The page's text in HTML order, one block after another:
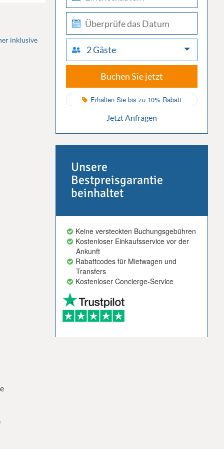
check-
out
2 Gäste
Buchen Sie jetzt
Erhalten Sie bis zu 10% Rabatt
Jetzt Anfragen
Unsere
Bestpreisgarantie
beinhaltet
Keine versteckten Buchungsgebühren
Kostenloser Einkaufsservice vor der
Ankunft
Rabattcodes für Mietwagen und
Transfers
Kostenloser Concierge-Service
inklusive